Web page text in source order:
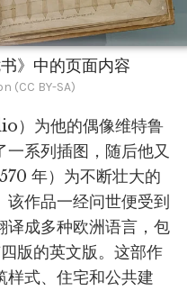
》中的页面内容
(CC BY-SA)
）为他的偶像维特鲁
系列插图，随后他又
年）为不断壮大的
作品一经问世便受到
译成多种欧洲语言，包
版的英文版。这部作
样式、住宅和公共建